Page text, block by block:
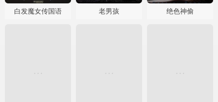
白发魔女传国语 老男孩 绝色神偷